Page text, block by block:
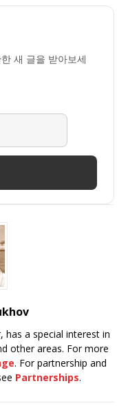
새 글을 받아보세
has a special interest in
other areas. For more
. For partnership and
Partnerships.